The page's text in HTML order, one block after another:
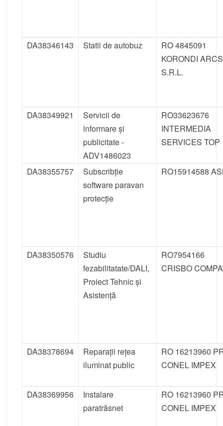
DA38346143 Statii de autobuz
RO 4845091
KORONDI
S.R.L.
DA38349921
Servicii de
informare și
publicitate -
ADV1486023
RO33623676
INTERMEDIA
SERVICES TOP
DA38355757
Subscribție
software paravan
protecție
RO15914588
DA38350576
Studiu
fezabilitatate/DALI,
Proiect Tehnic și
Asistență
RO7954166
CRISBO
DA38378694
Reparații rețea
iluminat public
RO 16213960
CONEL IMPEX
DA38369956
Instalare
paratrăsnet
RO 16213960
CONEL IMPEX